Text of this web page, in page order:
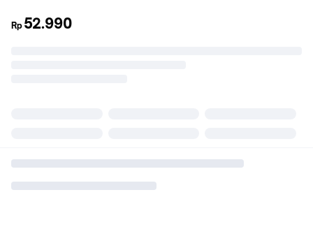
Rp 52.990